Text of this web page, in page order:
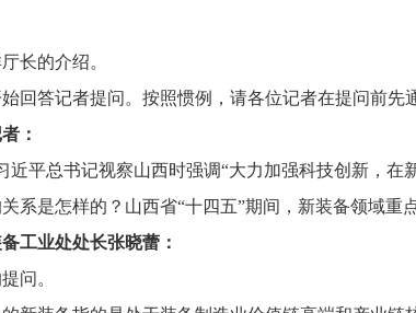
的介绍。
回答记者提问。 按照惯例， 请各位记者在提问前先
：
近平总书记视察山西时强调“大力加强科技创新， 在
系是怎样的？ 山西省“十四五”期间， 新装备领域重
工业处处长张晓蕾：
问。